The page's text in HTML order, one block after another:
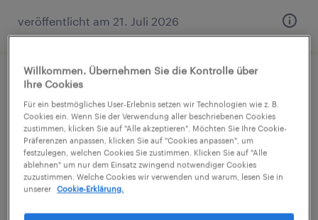
veröffentlicht am 21. Juli 2026
Logistiker (m/w/d)
Villach, Karnten
Festanstellung
Willkommen. Übernehmen Sie die Kontrolle über
Ihre Cookies
Für ein bestmögliches User-Erlebnis setzen wir Technologien wie z. B.
Cookies ein. Wenn Sie der Verwendung aller beschriebenen Cookies
zustimmen, klicken Sie auf "Alle akzeptieren". Möchten Sie Ihre Cookie-
Präferenzen anpassen, klicken Sie auf "Cookies anpassen", um
festzulegen, welchen Cookies Sie zustimmen. Klicken Sie auf "Alle
ablehnen" um nur dem Einsatz zwingend notwendiger Cookies
zuzustimmen. Welche Cookies wir verwenden und warum, lesen Sie in
unserer
Cookie-Erklärung.